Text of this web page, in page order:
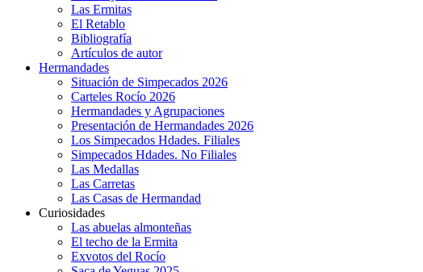
Las Ermitas
El Retablo
Bibliografía
Artículos de autor
Hermandades
Situación de Simpecados 2026
Carteles Rocío 2026
Hermandades y Agrupaciones
Presentación de Hermandades 2026
Los Simpecados Hdades. Filiales
Simpecados Hdades. No Filiales
Las Medallas
Las Carretas
Las Casas de Hermandad
Curiosidades
Las abuelas almonteñas
El techo de la Ermita
Exvotos del Rocío